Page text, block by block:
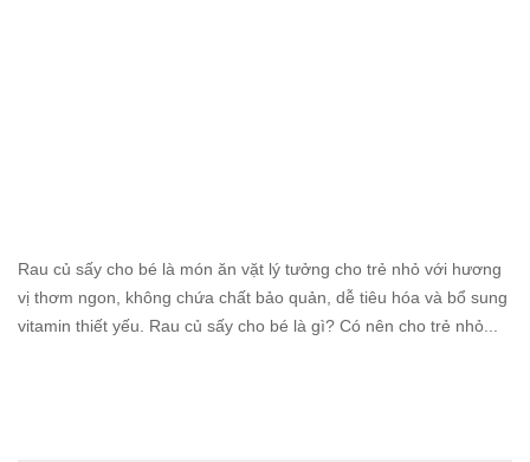
Rau củ sấy cho bé là món ăn vặt lý tưởng cho trẻ nhỏ với hương
vị thơm ngon, không chứa chất bảo quản, dễ tiêu hóa và bổ sung
vitamin thiết yếu. Rau củ sấy cho bé là gì? Có nên cho trẻ nhỏ...